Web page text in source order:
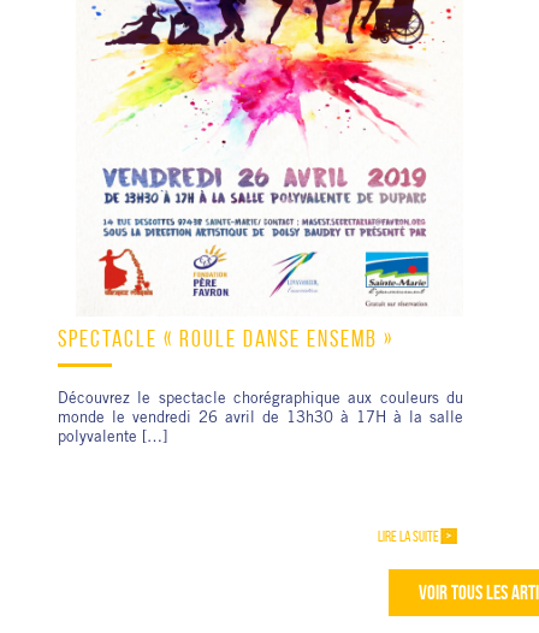
SPECTACLE « ROULÉ DANSÉ ENSEMB »
Découvrez le spectacle chorégraphique aux couleurs du
monde le vendredi 26 avril de 13h30 à 17H à la salle
polyvalente […]
LIRE LA SUITE
VOIR TOUS LES